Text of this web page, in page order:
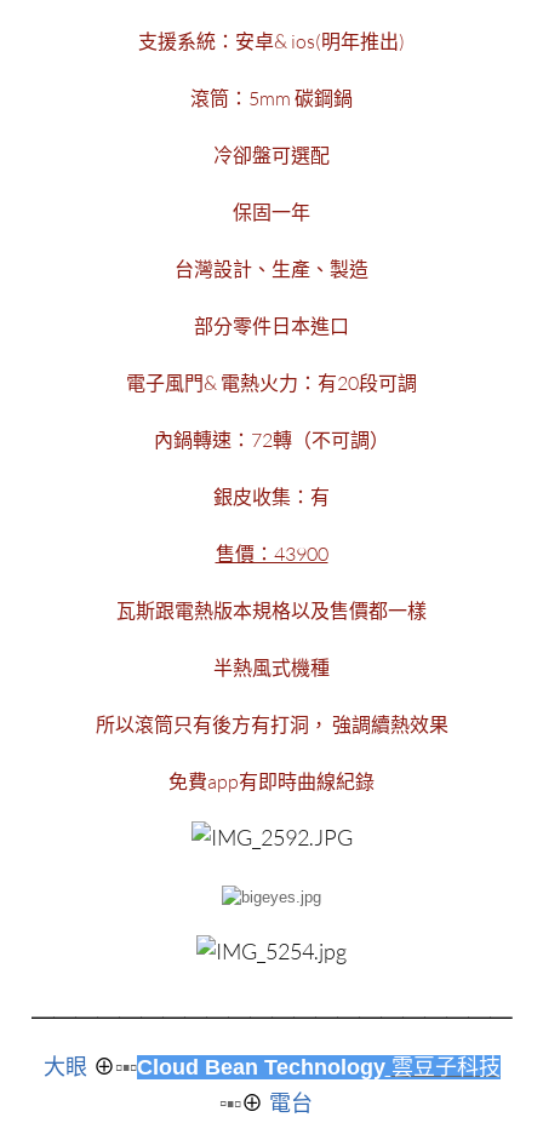
支援系統：安卓& ios(明年推出)
滾筒：5mm 碳鋼鍋
冷卻盤可選配
保固一年
台灣設計、生產、製造
部分零件日本進口
電子風門& 電熱火力：有20段可調
內鍋轉速：72轉（不可調）
銀皮收集：有
售價：43900
瓦斯跟電熱版本規格以及售價都一樣
半熱風式機種
所以滾筒只有後方有打洞， 強調續熱效果
免費app有即時曲線紀錄
大眼 ⊕▫▪▫Cloud Bean Technology 雲豆子科技
▫▪▫⊕ 電台